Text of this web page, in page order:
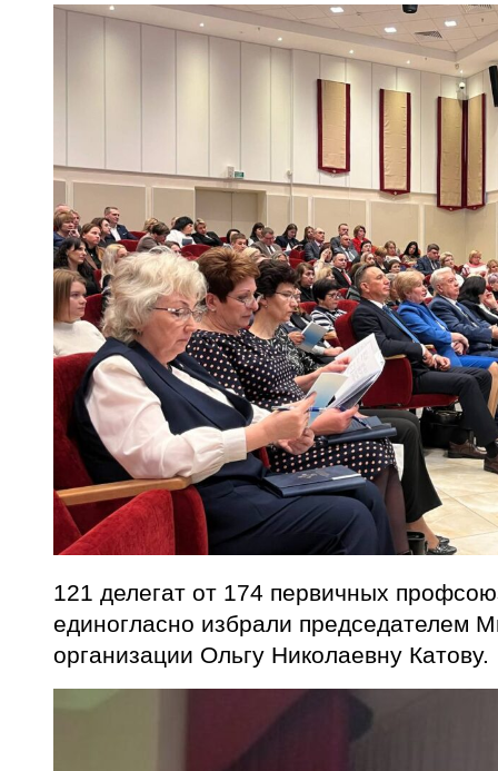
121 делегат от 174 первичных
единогласно избрали председателем
организации Ольгу Николаевну Катову.